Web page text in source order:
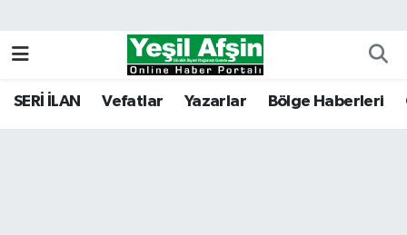
SERİ İLAN Vefatlar Yazarlar Bölge Haberleri
Kahramanmaraş Nöbetçi Eczaneler